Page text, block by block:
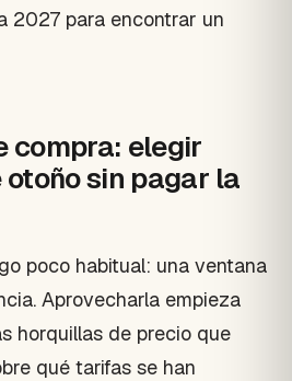
2027 para encontrar un
compra: elegir
sin pagar la
poco habitual: una ventana
Aprovecharla empieza
horquillas de precio que
qué tarifas se han